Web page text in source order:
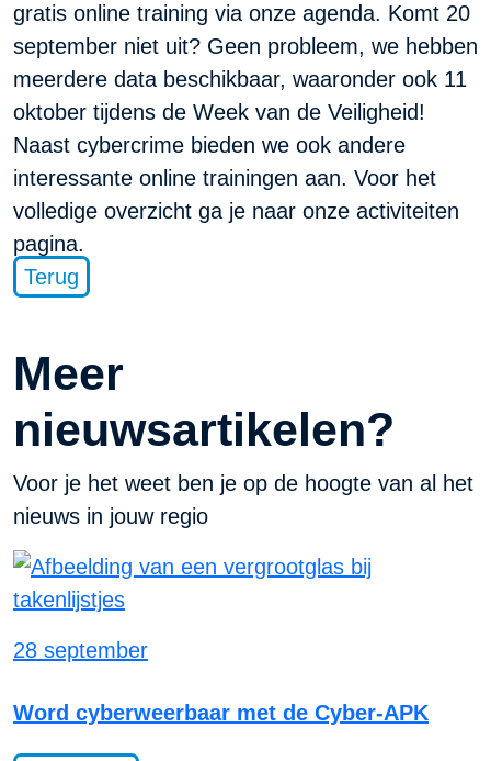
gratis online training via onze agenda. Komt 20
september niet uit? Geen probleem, we hebben
meerdere data beschikbaar, waaronder ook 11
oktober tijdens de Week van de Veiligheid!
Naast cybercrime bieden we ook andere
interessante online trainingen aan. Voor het
volledige overzicht ga je naar onze activiteiten
pagina.
Terug
Meer
nieuwsartikelen?
Voor je het weet ben je op de hoogte van al het
nieuws in jouw regio
28 september
Word cyberweerbaar met de Cyber-APK